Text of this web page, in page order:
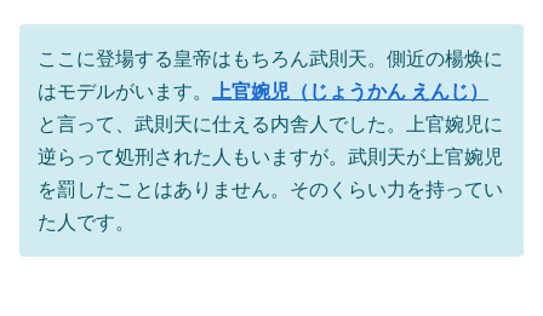
ここに登場する皇帝はもちろん武則天。側近の楊焕に
はモデルがいます。
上官婉児（じょうかん えんじ）
と言って、武則天に仕える内舎人でした。上官婉児に
逆らって処刑された人もいますが。武則天が上官婉児
を罰したことはありません。そのくらい力を持ってい
た人です。